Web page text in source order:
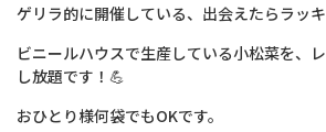
ゲリラ的に開催している、出会えたらラッ
ビニールハウスで生産している小松菜を、
し放題です！💪
おひとり様何袋でもOKです。